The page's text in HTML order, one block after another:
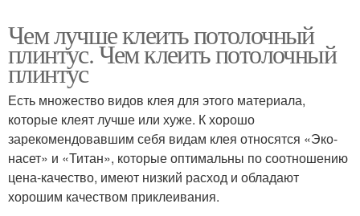
Чем лучше клеить потолочный
плинтус. Чем клеить потолочный
плинтус
Есть множество видов клея для этого материала,
которые клеят лучше или хуже. К хорошо
зарекомендовавшим себя видам клея относятся «Эко-
насет» и «Титан», которые оптимальны по соотношению
цена-качество, имеют низкий расход и обладают
хорошим качеством приклеивания.